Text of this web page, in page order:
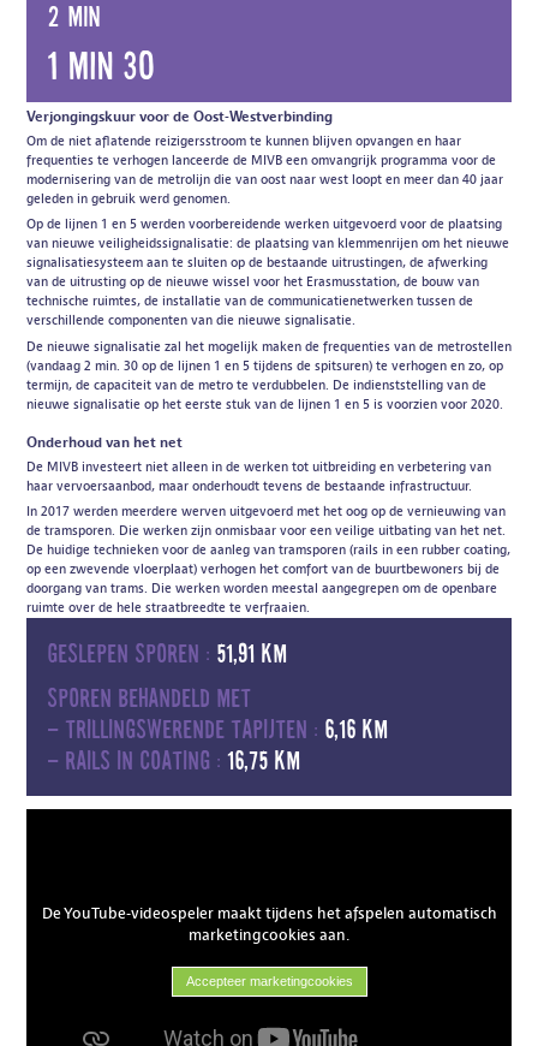
2 min
1 min 30
Verjongingskuur voor de Oost-Westverbinding
Om de niet aflatende reizigersstroom te kunnen blijven opvangen en haar
frequenties te verhogen lanceerde de MIVB een omvangrijk programma voor de
modernisering van de metrolijn die van oost naar west loopt en meer dan 40 jaar
geleden in gebruik werd genomen.
Op de lijnen 1 en 5 werden voorbereidende werken uitgevoerd voor de plaatsing
van nieuwe veiligheidssignalisatie: de plaatsing van klemmenrijen om het nieuwe
signalisatiesysteem aan te sluiten op de bestaande uitrustingen, de afwerking
van de uitrusting op de nieuwe wissel voor het Erasmusstation, de bouw van
technische ruimtes, de installatie van de communicatienetwerken tussen de
verschillende componenten van die nieuwe signalisatie.
De nieuwe signalisatie zal het mogelijk maken de frequenties van de metrostellen
(vandaag 2 min. 30 op de lijnen 1 en 5 tijdens de spitsuren) te verhogen en zo, op
termijn, de capaciteit van de metro te verdubbelen. De indienststelling van de
nieuwe signalisatie op het eerste stuk van de lijnen 1 en 5 is voorzien voor 2020.
Onderhoud van het net
De MIVB investeert niet alleen in de werken tot uitbreiding en verbetering van
haar vervoersaanbod, maar onderhoudt tevens de bestaande infrastructuur.
In 2017 werden meerdere werven uitgevoerd met het oog op de vernieuwing van
de tramsporen. Die werken zijn onmisbaar voor een veilige uitbating van het net.
De huidige technieken voor de aanleg van tramsporen (rails in een rubber coating,
op een zwevende vloerplaat) verhogen het comfort van de buurtbewoners bij de
doorgang van trams. Die werken worden meestal aangegrepen om de openbare
ruimte over de hele straatbreedte te verfraaien.
Geslepen sporen : 51,91 km
Sporen behandeld met
- trillingswerende tapijten : 6,16 km
- rails in coating : 16,75 km
De YouTube-videospeler maakt tijdens het afspelen automatisch
marketingcookies aan.
Accepteer marketingcookies